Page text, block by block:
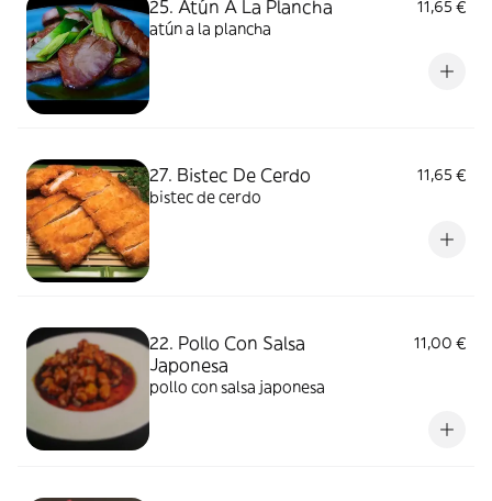
25. Atún A La Plancha
11,65 €
atún a la plancha
27. Bistec De Cerdo
11,65 €
bistec de cerdo
22. Pollo Con Salsa
Japonesa
11,00 €
pollo con salsa japonesa